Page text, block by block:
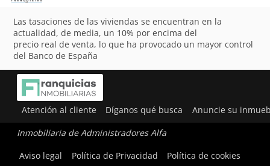
Las tasaciones de las viviendas se encuentran en la
actualidad, de media, un 10% por encima del
precio real de venta, lo que ha provocado un mayor control
del Banco de España
Atención al cliente Díganos qué busca Anuncie su
Inmobiliaria de Administradores Alfa
Aviso legal
Política de Privacidad Política de cookies